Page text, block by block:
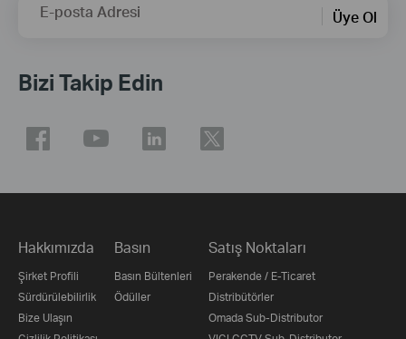
E-posta Adresi Üye Ol
Bizi Takip Edin
Hakkımızda
Şirket Profili
Sürdürülebilirlik
Bize Ulaşın
Basın
Basın Bültenleri
Ödüller
Satış Noktaları
Perakende / E-Ticaret
Distribütörler
Omada Sub-Distributor